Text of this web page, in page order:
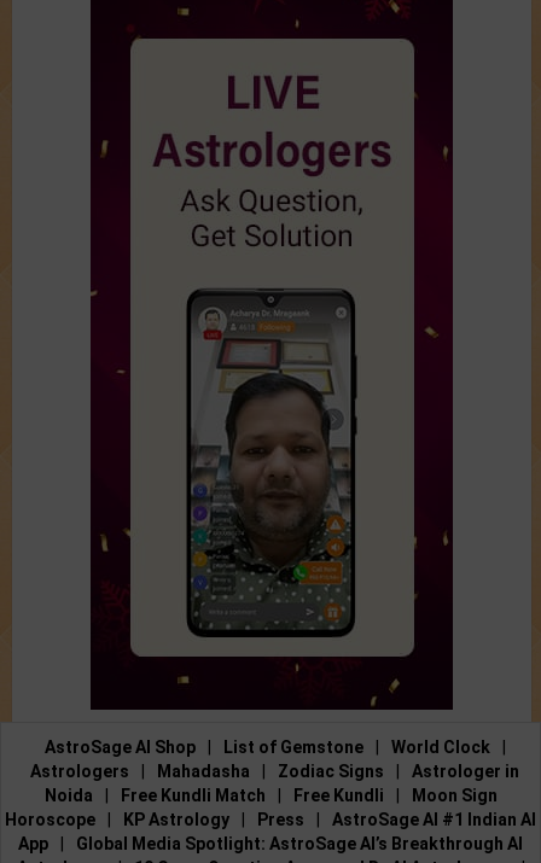
AstroSage AI Shop List of Gemstone World Clock
Astrologers
Mahadasha Zodiac Signs
Astrologer in
Noida
Free Kundli Match Free Kundli
Moon Sign
Horoscope
KP Astrology Press
AstroSage AI #1 Indian AI
App
Global Media Spotlight: AstroSage AI’s Breakthrough AI